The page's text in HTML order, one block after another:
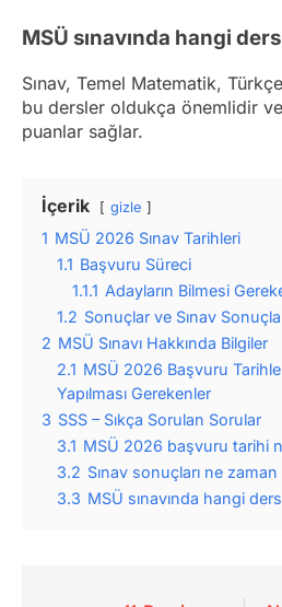
MSÜ sınavında hangi
Sınav, Temel Matematik,
bu dersler oldukça önemlidir
puanlar sağlar.
İçerik gizle
1 MSÜ 2026 Sınav Tarihleri
1.1 Başvuru Süreci
1.1.1 Adayların Bilmesi
1.2 Sonuçlar ve Sınav
2 MSÜ Sınavı Hakkında Bilgiler
2.1 MSÜ 2026 Başvuru
Yapılması Gerekenler
3 SSS – Sıkça Sorulan Sorular
3.1 MSÜ 2026 başvuru tarihi
3.2 Sınav sonuçları ne zaman
3.3 MSÜ sınavında hangi